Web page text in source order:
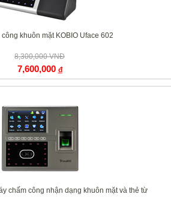
công khuôn mặt KOBIO Uface 602
8,300,000 VNĐ
7,600,000 đ
chấm công nhận dạng khuôn mặt và thẻ từ